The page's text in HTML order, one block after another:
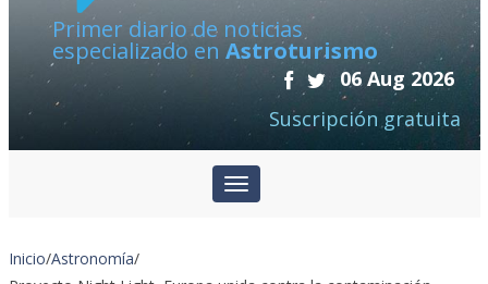
Primer diario de noticias
especializado en Astroturismo
06 Aug 2026
Suscripción gratuita
Inicio/Astronomía/